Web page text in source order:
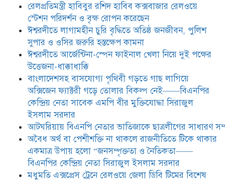
মধুমতি এক্সপ্রেস ট্রেনে রেলওয়ে জেলা
ডিবি টিমের বিশেষ অভিযানে রতন লাল
বিশ্বাসকে ৫০ বোতল কোডিন যুক্ত
সিরাপসহ গ্রেফতার
ঈশ্বরদীতে বিএনপি নেত্রীর বিরুদ্ধে জমি ও
দোকান দখলের চেষ্টার অভিযোগে সংবাদ
সম্মেলন
যে ঐক্যের মাধ্যমে ১৯৯১ সালে
বিএনপির সকলস্তরের নেতাকর্মীরা ভঙ্গুর
দলকে প্রতিষ্ঠা এবং নির্বাচন করে
স্বৈরাচারী শেখ হাসিনাকে অপসারণ
করেছিল সেই ঐক্যকেই সুদৃঢ় করার
আহবান জানিয়েছেন—- বিএনপির কেন্দ্রিয় নির্বাহী কমিটির নেতা,
সাবেক এমপি বীর মুক্তিযোদ্ধা সিরাজুল ইসলাম সরদার
রেলপ্রতিমন্ত্রী হাবিবুর রশিদ হাবিব কক্সবাজার রেলওয়ে
স্টেশন পরিদর্শন ও বৃক্ষ রোপন করেছেন
ঈশ্বরদীতে লাগামহীন চুরি বৃদ্ধিতে অতিষ্ঠ জনজীবন, পুলিশ
সুপার ও ওসির জরুরি হস্তক্ষেপ কামনা ​
ঈশ্বরদীতে আর্জেন্টিনা-স্পেন ফাইনাল খেলা নিয়ে দুই পক্ষের
উত্তেজনা-ধাক্কাধাক্কি
বাংলাদেশসহ বাসযোগ্য পৃথিবী গড়তে গাছ লাগিয়ে
অক্সিজেন ফ্যাক্টরী গড়ে তোলার বিকল্প নেই——বিএনপির
কেন্দ্রিয় নেতা সাবেক এমপি বীর মুক্তিযোদ্ধা সিরাজুল
ইসলাম সরদার
আটঘরিয়ায় বিএনপি নেতার ভাতিজাকে ছাত্রলীগের সাধারণ
​​অবৈধ অর্থ বা পেশীশক্তি না থাকলে রাজনীতিতে টিকে থাকার
একমাত্র উপায় হলো “জনসম্পৃক্ততা ও নৈতিকতা——
বিএনপির কেন্দ্রিয় নেতা সিরাজুল ইসলাম সরদার
মধুমতি এক্সপ্রেস ট্রেনে রেলওয়ে জেলা ডিবি টিমের বিশেষ